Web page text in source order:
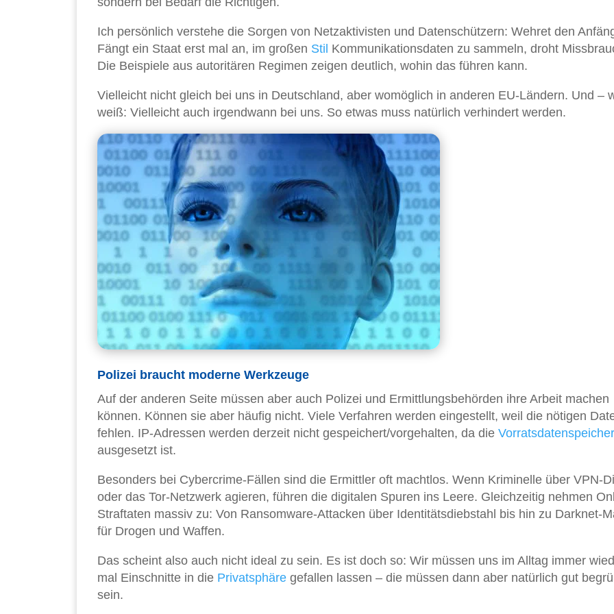
Ich persönlich verstehe die Sorgen von Netzaktivisten und Datenschützern: Wehret den
Fängt ein Staat erst mal an, im großen Stil Kommunikationsdaten zu sammeln, droht
Die Beispiele aus autoritären Regimen zeigen deutlich, wohin das führen kann.
Vielleicht nicht gleich bei uns in Deutschland, aber womöglich in anderen EU-Ländern. Und –
weiß: Vielleicht auch irgendwann bei uns. So etwas muss natürlich verhindert werden.
Polizei braucht moderne Werkzeuge
Auf der anderen Seite müssen aber auch Polizei und Ermittlungsbehörden ihre Arbeit machen
können. Können sie aber häufig nicht. Viele Verfahren werden eingestellt, weil die nötigen
fehlen. IP-Adressen werden derzeit nicht gespeichert/vorgehalten, da die
ausgesetzt ist.
Besonders bei Cybercrime-Fällen sind die Ermittler oft machtlos. Wenn Kriminelle über VPN-
oder das Tor-Netzwerk agieren, führen die digitalen Spuren ins Leere. Gleichzeitig nehmen
Straftaten massiv zu: Von Ransomware-Attacken über Identitätsdiebstahl bis hin zu Darknet-
für Drogen und Waffen.
Das scheint also auch nicht ideal zu sein. Es ist doch so: Wir müssen uns im Alltag immer
mal Einschnitte in die Privatsphäre gefallen lassen – die müssen dann aber natürlich gut
sein.